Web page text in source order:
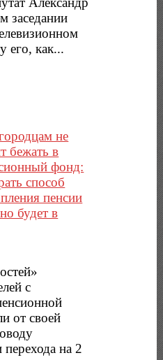
заседании
его, как...
не
бежать в
фонд:
способ
пенсии
будет в
с
от своей
перехода на 2